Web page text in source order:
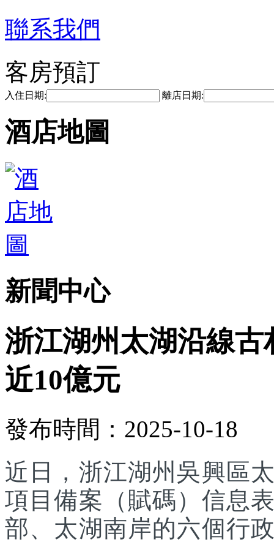
聯系我們
客房預訂
入住日期: 離店日期:
酒店地圖
新聞中心
浙江湖州太湖沿線
近10億元
發布時間：2025-10-18
近日，浙江湖州吳興區
項目備案（賦碼）信息
部、太湖南岸的六個行